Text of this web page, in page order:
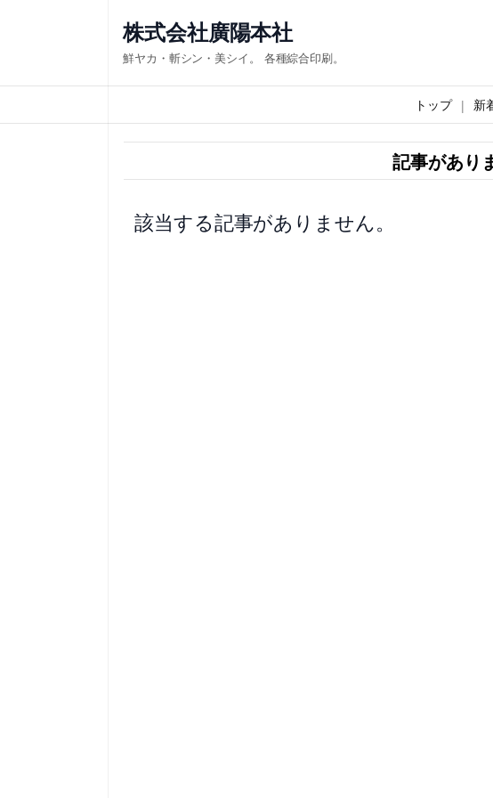
ス
キ
株式会社廣陽本社
鮮ヤカ・斬シン・美シイ。 各種綜合印刷。
トップ 新
記事があり
該当する記事がありません。